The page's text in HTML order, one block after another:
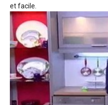
et facile.